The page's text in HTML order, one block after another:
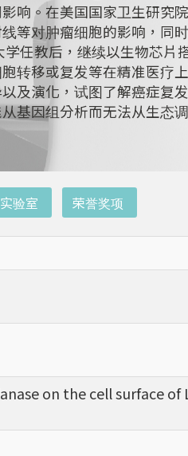
响。在美国国家卫生研究
等对肿瘤细胞的影响，同
任教后，继续以生物芯
转移或复发等在精准医疗
及演化，试图了解癌症复
基因组分析而无法从生态
实验室 荣誉奖项
on the cell surface